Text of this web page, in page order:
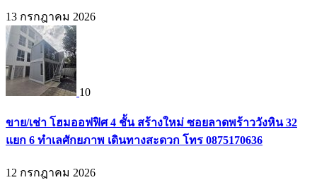
13 กรกฎาคม 2026
10
ขาย/เช่า โฮมออฟฟิศ 4 ชั้น สร้างใหม่ ซอยลาดพร้าววังหิน 32
แยก 6 ทำเลศักยภาพ เดินทางสะดวก โทร 0875170636
12 กรกฎาคม 2026